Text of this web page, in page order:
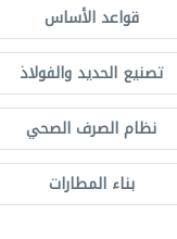
قواعد الأساس
تصنيع الحديد والفولاذ
نظام الصرف الصحي
بناء المطارات